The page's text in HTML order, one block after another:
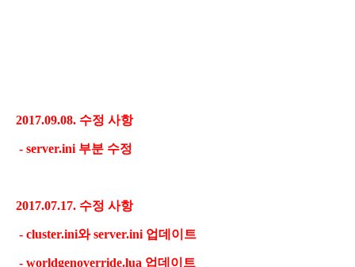
2017.09.08. 수정 사항
- server.ini 부분 수정
2017.07.17. 수정 사항
- cluster.ini와 server.ini 업데이트
- worldgenoverride.lua 업데이트